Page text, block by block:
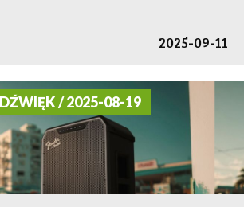
2025-09-11
/ 2025-08-19